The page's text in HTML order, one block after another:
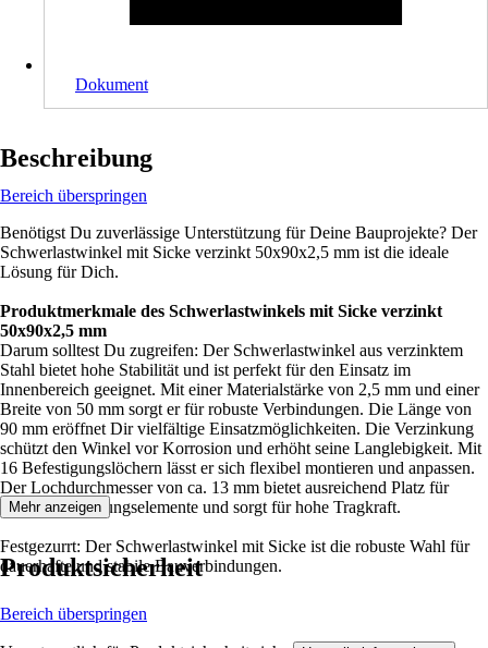
Dokument
Beschreibung
Bereich überspringen
Benötigst Du zuverlässige Unterstützung für Deine Bauprojekte? Der
Schwerlastwinkel mit Sicke verzinkt 50x90x2,5 mm ist die ideale
Lösung für Dich.
Produktmerkmale des Schwerlastwinkels mit Sicke verzinkt
50x90x2,5 mm
Darum solltest Du zugreifen: Der Schwerlastwinkel aus verzinktem
Stahl bietet hohe Stabilität und ist perfekt für den Einsatz im
Innenbereich geeignet. Mit einer Materialstärke von 2,5 mm und einer
Breite von 50 mm sorgt er für robuste Verbindungen. Die Länge von
90 mm eröffnet Dir vielfältige Einsatzmöglichkeiten. Die Verzinkung
schützt den Winkel vor Korrosion und erhöht seine Langlebigkeit. Mit
16 Befestigungslöchern lässt er sich flexibel montieren und anpassen.
Der Lochdurchmesser von ca. 13 mm bietet ausreichend Platz für
stabile Befestigungselemente und sorgt für hohe Tragkraft.
Festgezurrt: Der Schwerlastwinkel mit Sicke ist die robuste Wahl für
dauerhafte und stabile Bauverbindungen.
Mehr anzeigen
Produktsicherheit
Bereich überspringen